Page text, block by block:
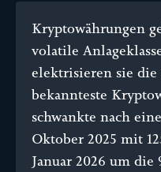
Kryptowährungen
volatile
elektrisieren sie
bekannteste
schwankte nach
Oktober 2025 mit
Januar 2026 um